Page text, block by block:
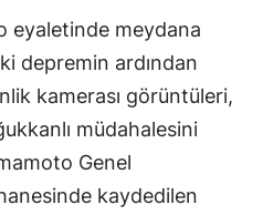
eyaletinde meydana
depremin ardından
kamerası görüntüleri,
müdahalesini
Genel
kaydedilen